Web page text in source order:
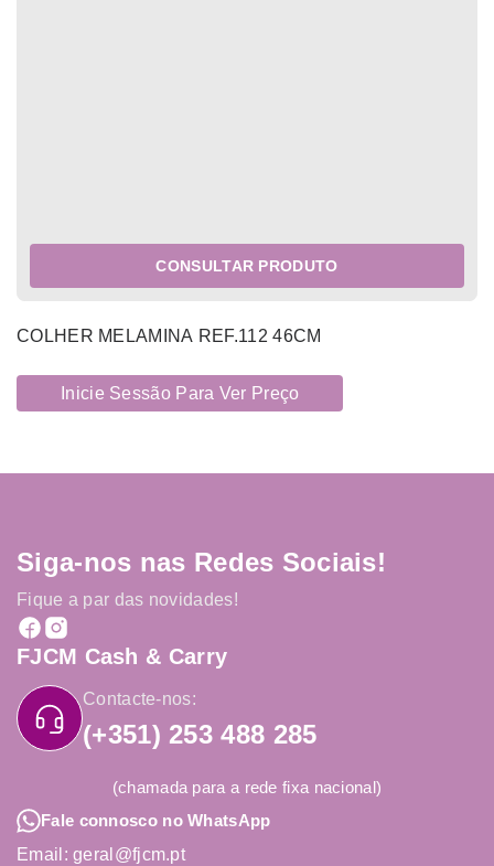
CONSULTAR PRODUTO
COLHER MELAMINA REF.112 46CM
Inicie Sessão Para Ver Preço
Siga-nos nas Redes Sociais!
Fique a par das novidades!
FJCM Cash & Carry
Contacte-nos:
(+351) 253 488 285
(chamada para a rede fixa nacional)
Fale connosco no WhatsApp
Email: geral@fjcm.pt